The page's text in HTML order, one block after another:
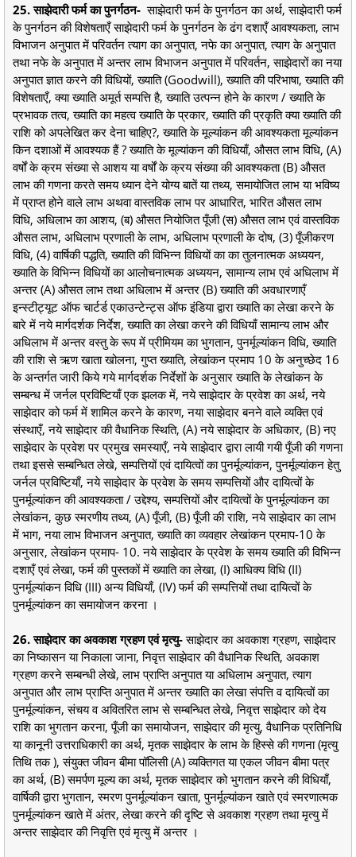
25. साझेदारी फर्म का पुनर्गठन- साझेदारी फर्म के पुनर्गठन का अर्थ, साझेदारी फर्म
के पुनर्गठन की विशेषताएँ साझेदारी फर्म के पुनर्गठन के ढंग दशाएँ आवश्यकता, लाभ
विभाजन अनुपात में परिवर्तन त्याग का अनुपात, नफे का अनुपात, त्याग के अनुपात
तथा नफे के अनुपात में अन्तर लाभ विभाजन अनुपात में परिवर्तन, साझेदारों का नया
अनुपात ज्ञात करने की विधियों, ख्याति (Goodwill), ख्याति की परिभाषा, ख्याति की
विशेषताएँ, क्या ख्याति अमूर्त सम्पत्ति है, ख्याति उत्पन्न होने के कारण / ख्याति के
प्रभावक तत्व, ख्याति का महत्व ख्याति के प्रकार, ख्याति की प्रकृति क्या ख्याति की
राशि को अपलेखित कर देना चाहिए?, ख्याति के मूल्यांकन की आवश्यकता मूल्यांकन
किन दशाओं में आवश्यक हैं ? ख्याति के मूल्यांकन की विधियाँ, औसत लाभ विधि, (A)
वर्षों के क्रम संख्या से आशय या वर्षों के क्रय संख्या की आवश्यकता (B) औसत
लाभ की गणना करते समय ध्यान देने योग्य बातें या तथ्य, समायोजित लाभ या भविष्य
में प्राप्त होने वाले लाभ अथवा वास्तविक लाभ पर आधारित, भारित औसत लाभ
विधि, अधिलाभ का आशय, (ब) औसत नियोजित पूँजी (स) औसत लाभ एवं वास्तविक
औसत लाभ, अधिलाभ प्रणाली के लाभ, अधिलाभ प्रणाली के दोष, (3) पूँजीकरण
विधि, (4) वार्षिकी पद्धति, ख्याति की विभिन्न विधियों का का तुलनात्मक अध्ययन,
ख्याति के विभिन्न विधियों का आलोचनात्मक अध्ययन, सामान्य लाभ एवं अधिलाभ में
अन्तर (A) औसत लाभ तथा अधिलाभ में अन्तर (B) ख्याति की अवधारणाएँ
इन्स्टीट्यूट ऑफ चार्टर्ड एकाउन्टेन्ट्स ऑफ इंडिया द्वारा ख्याति का लेखा करने के
बारे में नये मार्गदर्शक निर्देश, ख्याति का लेखा करने की विधियाँ सामान्य लाभ और
अधिलाभ में अन्तर वस्तु के रूप में प्रीमियम का भुगतान, पुनर्मूल्यांकन विधि, ख्याति
की राशि से ऋण खाता खोलना, गुप्त ख्याति, लेखांकन प्रमाप 10 के अनुच्छेद 16
के अन्तर्गत जारी किये गये मार्गदर्शक निर्देशों के अनुसार ख्याति के लेखांकन के
सम्बन्ध में जर्नल प्रविष्टियाँ एक झलक में, नये साझेदार के प्रवेश का अर्थ, नये
साझेदार को फर्म में शामिल करने के कारण, नया साझेदार बनने वाले व्यक्ति एवं
संस्थाएँ, नये साझेदार की वैधानिक स्थिति, (A) नये साझेदार के अधिकार, (B) नए
साझेदार के प्रवेश पर प्रमुख समस्याएँ, नये साझेदार द्वारा लायी गयी पूँजी की गणना
तथा इससे सम्बन्धित लेखे, सम्पत्तियों एवं दायित्वों का पुनर्मूल्यांकन, पुनर्मूल्यांकन हेतु
जर्नल प्रविष्टियाँ, नये साझेदार के प्रवेश के समय सम्पत्तियों और दायित्वों के
पुनर्मूल्यांकन की आवश्यकता / उद्देश्य, सम्पत्तियों और दायित्वों के पुनर्मूल्यांकन का
लेखांकन, कुछ स्मरणीय तथ्य, (A) पूँजी, (B) पूँजी की राशि, नये साझेदार का लाभ
में भाग, नया लाभ विभाजन अनुपात, ख्याति का व्यवहार लेखांकन प्रमाप-10 के
अनुसार, लेखांकन प्रमाप- 10. नये साझेदार के प्रवेश के समय ख्याति की विभिन्न
दशाएँ एवं लेखा, फर्म की पुस्तकों में ख्याति का लेखा, (I) आधिक्य विधि (II)
पुनर्मूल्यांकन विधि (III) अन्य विधियाँ, (IV) फर्म की सम्पत्तियों तथा दायित्वों के
पुनर्मूल्यांकन का समायोजन करना ।
26. साझेदार का अवकाश ग्रहण एवं मृत्यु-साझेदार का अवकाश ग्रहण, साझेदार
का निष्कासन या निकाला जाना, निवृत्त साझेदार की वैधानिक स्थिति, अवकाश
ग्रहण करने सम्बन्धी लेखे, लाभ प्राप्ति अनुपात या अधिलाभ अनुपात, त्याग
अनुपात और लाभ प्राप्ति अनुपात में अन्तर ख्याति का लेखा संपत्ति व दायित्वों का
पुनर्मूल्यांकन, संचय व अवितरित लाभ से सम्बन्धित लेखे, निवृत्त साझेदार को देय
राशि का भुगतान करना, पूँजी का समायोजन, साझेदार की मृत्यु, वैधानिक प्रतिनिधि
या कानूनी उत्तराधिकारी का अर्थ, मृतक साझेदार के लाभ के हिस्से की गणना (मृत्यु
तिथि तक ), संयुक्त जीवन बीमा पॉलिसी (A) व्यक्तिगत या एकल जीवन बीमा पत्र
का अर्थ, (B) समर्पण मूल्य का अर्थ, मृतक साझेदार को भुगतान करने की विधियाँ,
वार्षिकी द्वारा भुगतान, स्मरण पुनर्मूल्यांकन खाता, पुनर्मूल्यांकन खाते एवं स्मरणात्मक
पुनर्मूल्यांकन खाते में अंतर, लेखा करने की दृष्टि से अवकाश ग्रहण तथा मृत्यु में
अन्तर साझेदार की निवृत्ति एवं मृत्यु में अन्तर ।